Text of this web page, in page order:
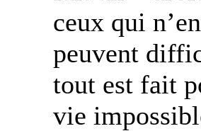
ceux qui
peuvent
tout est fait
vie